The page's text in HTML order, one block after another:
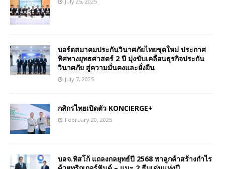
บอร์ดสมาคมประกันวินาศภัยไทยชุดใหม่ ประกาศ
ทิศทางยุทธศาสตร์ 2 ปี มุ่งขับเคลื่อนธุรกิจประกัน
วินาศภัย สู่ความมั่นคงและยั่งยืน
July 7, 2025
กสิกรไทยเปิดตัว KONCIERGE+
February 20, 2025
บลจ.ทิสโก้ แถลงกลยุทธ์ปี 2568 พาลูกค้าสร้างกำไร